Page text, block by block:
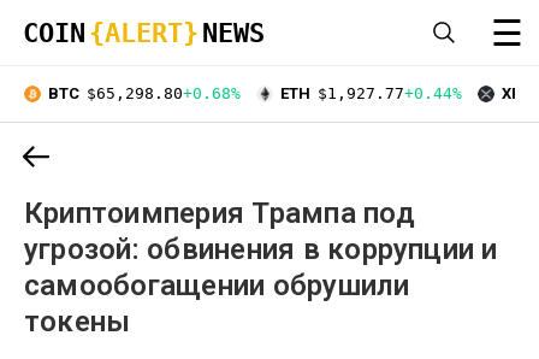
COIN {ALERT} NEWS ☰
BTC $65,298.80+0.68% ETH $1,927.77+0.44% XRP
Криптоимперия Трампа под
угрозой: обвинения в коррупции и
самообогащении обрушили
токены